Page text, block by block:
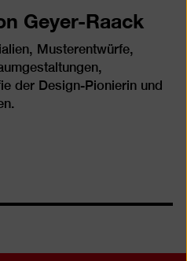
Geyer-Raack
Musterentwürfe,
der Design-Pionierin und